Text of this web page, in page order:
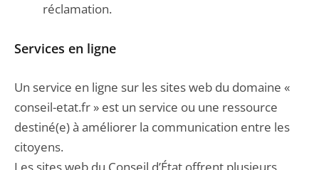
réclamation.
Services en ligne
Un service en ligne sur les sites web du domaine «
conseil-etat.fr » est un service ou une ressource
destiné(e) à améliorer la communication entre les
citoyens.